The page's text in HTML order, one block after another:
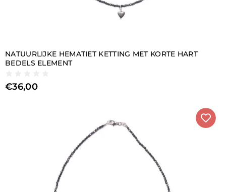
NATUURLIJKE HEMATIET KETTING MET KORTE HART
BEDELS ELEMENT
€36,00